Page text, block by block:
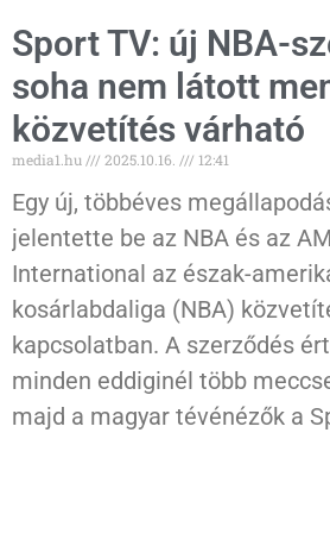
Sport TV: új NBA-
soha nem látott
közvetítés várható
media1.hu 2025.10.16. 12:41
Egy új, többéves
jelentette be az NBA és az
International az észak-
kosárlabdaliga (NBA)
kapcsolatban. A szerződés
minden eddiginél több
majd a magyar tévénézők a